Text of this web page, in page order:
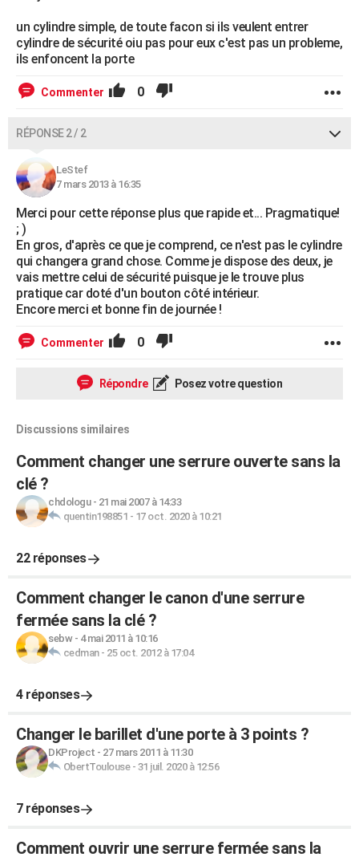
un cylindre simple, de toute facon si ils veulent entrer
cylindre de sécurité oiu pas pour eux c'est pas un probleme,
ils enfoncent la porte
Commenter 0
RÉPONSE 2 / 2
LeStef
7 mars 2013 à 16:35
Merci pour cette réponse plus que rapide et... Pragmatique!
; )
En gros, d'après ce que je comprend, ce n'est pas le cylindre
qui changera grand chose. Comme je dispose des deux, je
vais mettre celui de sécurité puisque je le trouve plus
pratique car doté d'un bouton côté intérieur.
Encore merci et bonne fin de journée !
Commenter 0
Répondre Posez votre question
Discussions similaires
Comment changer une serrure ouverte sans la
clé ?
chdologu- 21 mai 2007 à 14:33
quentin198851 - 17 oct. 2020 à 10:21
22 réponses
Comment changer le canon d'une serrure
fermée sans la clé ?
sebw- 4 mai 2011 à 10:16
cedman- 25 oct. 2012 à 17:04
4 réponses
Changer le barillet d'une porte à 3 points ?
DKProject - 27 mars 2011 à 11:30
ObertToulouse- 31 juil. 2020 à 12:56
7 réponses
Comment ouvrir une serrure fermée sans la